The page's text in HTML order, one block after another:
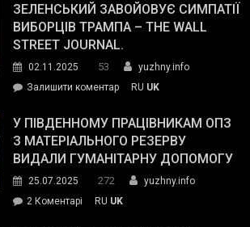
ЗЕЛЕНСЬКИЙ ЗАВОЙОВУЄ СИМПАТІЇ
ВИБОРЦІВ ТРАМПА – THE WALL
STREET JOURNAL.
02.11.2025 53
yuzhny.info
Залишити коментарon
завойовує
симпатії
виборців
The
RU UK
У ПІВДЕННОМУ ПРАЦІВНИКАМ ОПЗ
З МАТЕРІАЛЬНОГО РЕЗЕРВУ
ВИДАЛИ ГУМАНІТАРНУ ДОПОМОГУ
25.07.2025 272
yuzhny.info
2 Коментарі
RU UK